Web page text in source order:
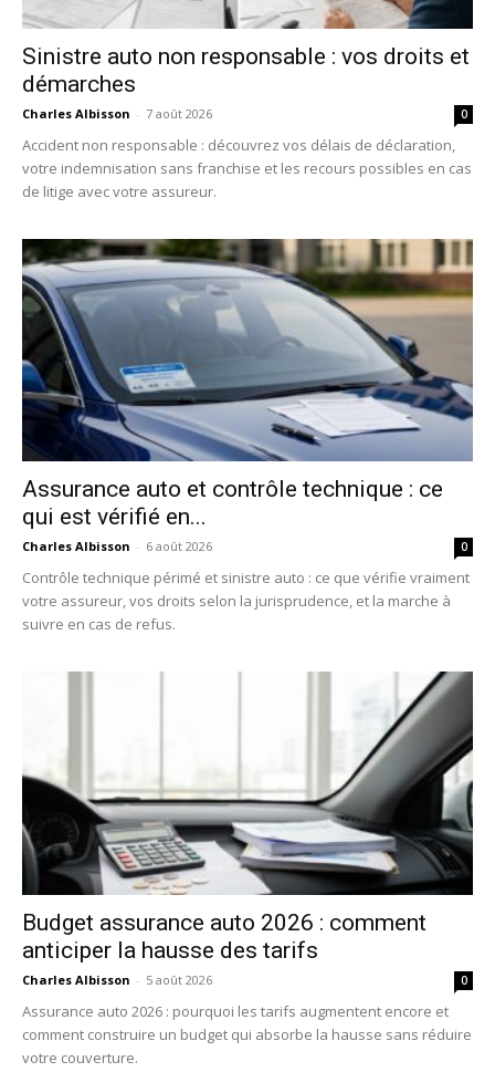
Sinistre auto non responsable : vos droits et
démarches
Charles Albisson - 7 août 2026 0
Accident non responsable : découvrez vos délais de déclaration,
votre indemnisation sans franchise et les recours possibles en cas
de litige avec votre assureur.
Assurance auto et contrôle technique : ce
qui est vérifié en...
Charles Albisson - 6 août 2026 0
Contrôle technique périmé et sinistre auto : ce que vérifie vraiment
votre assureur, vos droits selon la jurisprudence, et la marche à
suivre en cas de refus.
Budget assurance auto 2026 : comment
anticiper la hausse des tarifs
Charles Albisson - 5 août 2026 0
Assurance auto 2026 : pourquoi les tarifs augmentent encore et
comment construire un budget qui absorbe la hausse sans réduire
votre couverture.